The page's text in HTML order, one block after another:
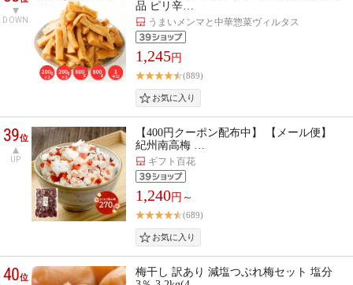
DOWN
品 ピリ辛…
うまいメンマと中華惣菜ヴィルタス
1,245円
(889)
39位
UP
【400円クーポン配布中】 【メール便】
紀州南高梅 …
ギフト百花
1,240円～
(689)
40位
梅干し 訳あり 減塩つぶれ梅セット 塩分